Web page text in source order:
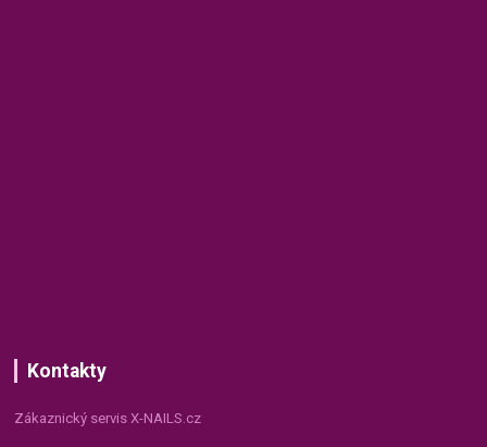
Kontakty
Zákaznický servis X-NAILS.cz